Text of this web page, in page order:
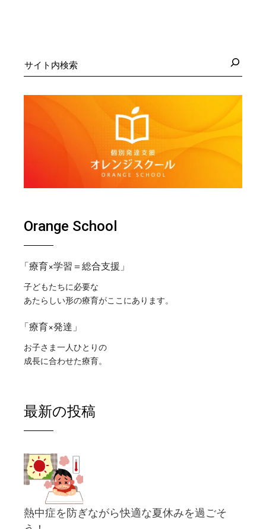
索
Orange School
「療育×学習＝総合支援」
子どもたちに必要な
あたらしい形の療育がここにあります。
「療育×発達」
お子さま一人ひとりの
成長に合わせた療育。
最新の投稿
熱中症を防ぎながら快適な夏休みを過ごそ